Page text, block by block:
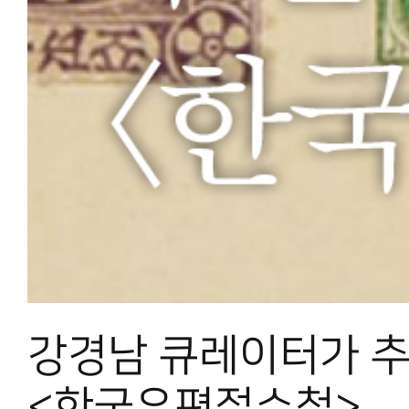
강경남 큐레이터가